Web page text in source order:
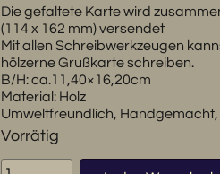
Die gefaltete Karte wird
(114 x 162 mm) versendet
Mit allen Schreibwerkzeugen
hölzerne Grußkarte schreiben.
B/H: ca.11,40×16,20cm
Material: Holz
Umweltfreundlich, Handgemacht,
Vorrätig
Holzgrußkarte